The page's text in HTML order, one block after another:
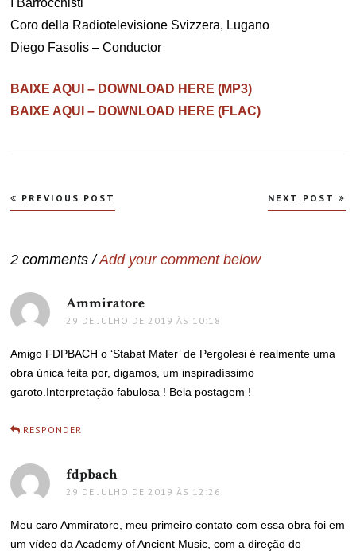
I Barrocchisti
Coro della Radiotelevisione Svizzera, Lugano
Diego Fasolis – Conductor
BAIXE AQUI – DOWNLOAD HERE (MP3)
BAIXE AQUI – DOWNLOAD HERE (FLAC)
Navegação
de
PREVIOUS POST NEXT POST
2 comments /Add your comment below
Ammiratore
29 DE JULHO DE 2019 ÀS 10:18
Amigo FDPBACH o ‘Stabat Mater’ de Pergolesi é realmente uma
obra única feita por, digamos, um inspiradíssimo
garoto.Interpretação fabulosa ! Bela postagem !
RESPONDER
fdpbachdisse:
29 DE JULHO DE 2019 ÀS 12:26
Meu caro Ammiratore, meu primeiro contato com essa obra foi em
um vídeo da Academy of Ancient Music, com a direção do